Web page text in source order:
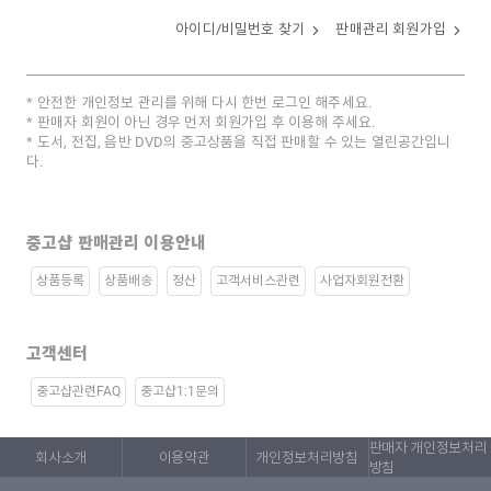
아이디/비밀번호 찾기 판매관리 회원가입
안전한 개인정보 관리를 위해 다시 한번 로그인 해주세요.
판매자 회원이 아닌 경우 먼저 회원가입 후 이용해 주세요.
도서, 전집, 음반 DVD의 중고상품을 직접 판매할 수 있는 열린공간입니
다.
중고샵 판매관리 이용안내
상품등록 상품배송 정산 고객서비스관련 사업자회원전환
고객센터
중고샵관련FAQ 중고샵1:1문의
회사소개 이용약관 개인정보처리방침
판매자 개인정보처리
방침